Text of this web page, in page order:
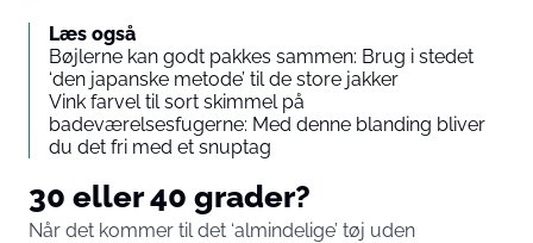
Læs også
Bøjlerne kan godt pakkes sammen: Brug i stedet
‘den japanske metode’ til de store jakker
Vink farvel til sort skimmel på
badeværelsesfugerne: Med denne blanding bliver
du det fri med et snuptag
30 eller 40 grader?
Når det kommer til det ‘almindelige’ tøj uden